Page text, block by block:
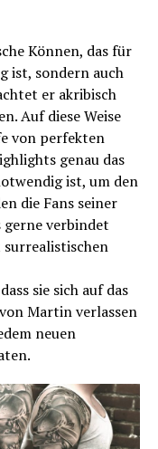
Können, das für
ist, sondern auch
er akribisch
Auf diese Weise
von perfekten
genau das
ist, um den
die Fans seiner
gerne verbindet
sie sich auf das
Martin verlassen
neuen